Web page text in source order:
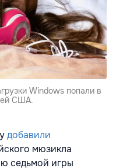
Windows попали в
США.
добавили
мюзикла
седьмой игры